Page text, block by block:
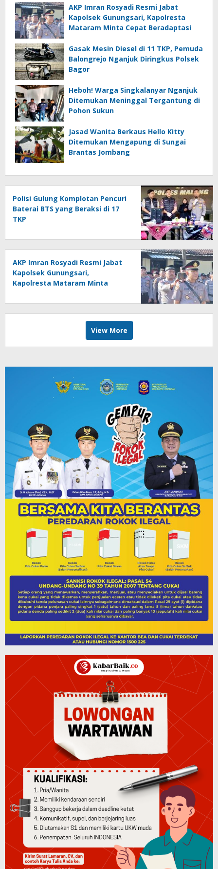
AKP Imran Rosyadi Resmi Jabat
Kapolsek Gunungsari, Kapolresta
Mataram Minta Cepat Beradaptasi
Gasak Mesin Diesel di 11 TKP, Pemuda
Balongrejo Nganjuk Diringkus Polsek
Bagor
Heboh! Warga Singkalanyar Nganjuk
Ditemukan Meninggal Tergantung di
Pohon Sukun
Jasad Wanita Berkaus Hello Kitty
Ditemukan Mengapung di Sungai
Brantas Jombang
Polisi Gulung Komplotan Pencuri
Baterai BTS yang Beraksi di 17
TKP
AKP Imran Rosyadi Resmi Jabat
Kapolsek Gunungsari,
Kapolresta Mataram Minta
View More